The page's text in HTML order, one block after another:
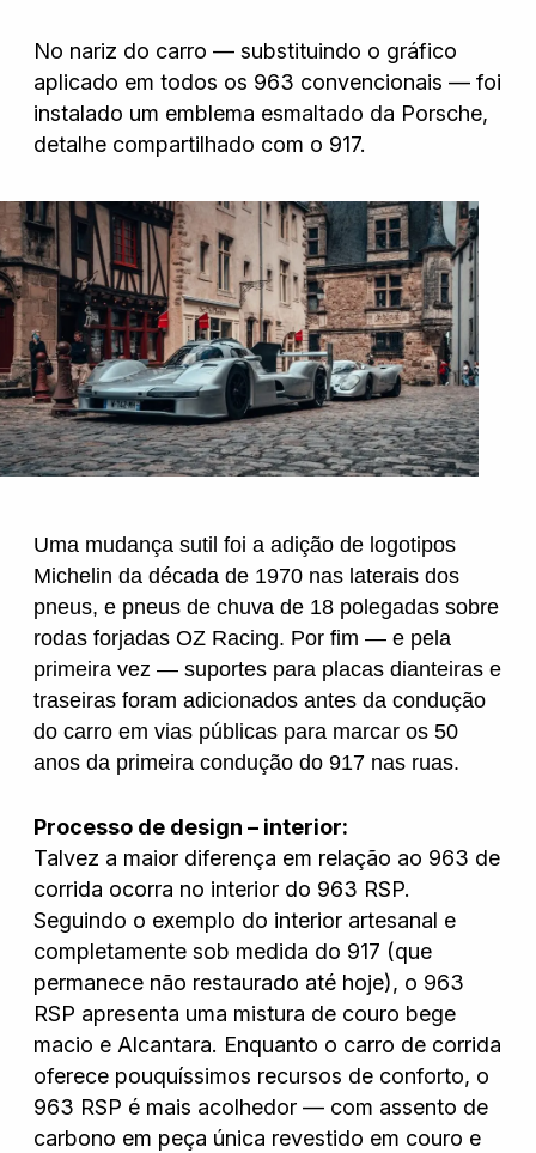
No nariz do carro — substituindo o gráfico
aplicado em todos os 963 convencionais — foi
instalado um emblema esmaltado da Porsche,
detalhe compartilhado com o 917.
Uma mudança sutil foi a adição de logotipos
Michelin da década de 1970 nas laterais dos
pneus, e pneus de chuva de 18 polegadas sobre
rodas forjadas OZ Racing. Por fim — e pela
primeira vez — suportes para placas dianteiras e
traseiras foram adicionados antes da condução
do carro em vias públicas para marcar os 50
anos da primeira condução do 917 nas ruas.
Processo de design – interior:
Talvez a maior diferença em relação ao 963 de
corrida ocorra no interior do 963 RSP.
Seguindo o exemplo do interior artesanal e
completamente sob medida do 917 (que
permanece não restaurado até hoje), o 963
RSP apresenta uma mistura de couro bege
macio e Alcantara. Enquanto o carro de corrida
oferece pouquíssimos recursos de conforto, o
963 RSP é mais acolhedor — com assento de
carbono em peça única revestido em couro e